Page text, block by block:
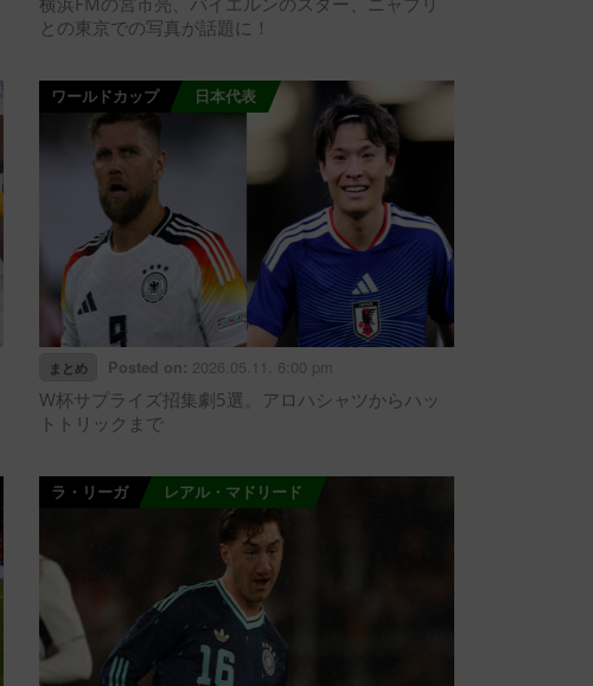
との東京での写真が話題に！
ワールドカップ 日本代表
まとめ Posted on: 2026.05.11. 6:00 pm
W杯サプライズ招集劇5選。アロハシャツからハッ
トトリックまで
ラ・リーガ レアル・マドリード